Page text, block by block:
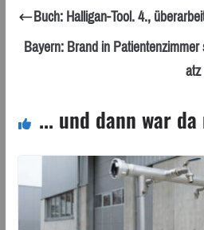
Buch: Halligan-Tool. 4.,
Bayern: Brand in
... und dann war da